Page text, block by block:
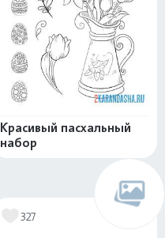
Красивый пасхальный
набор
327